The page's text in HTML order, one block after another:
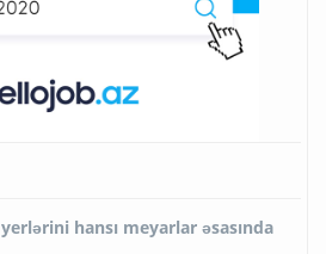
hansı meyarlar əsasında